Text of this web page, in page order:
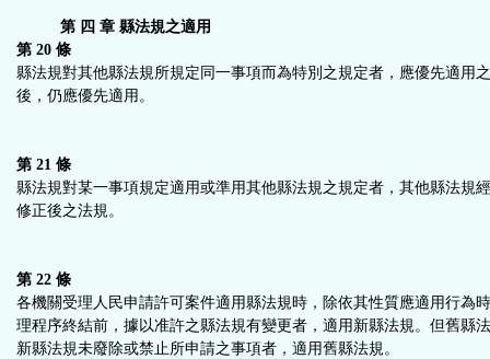
第 四 章 縣法規之適用
第 20 條
縣法規對其他縣法規所規定同一事項而為特別之規定者，應優先適用
後，仍應優先適用。
第 21 條
縣法規對某一事項規定適用或準用其他縣法規之規定者，其他縣法規
修正後之法規。
第 22 條
各機關受理人民申請許可案件適用縣法規時，除依其性質應適用行為
理程序終結前，據以准許之縣法規有變更者，適用新縣法規。但舊縣
新縣法規未廢除或禁止所申請之事項者，適用舊縣法規。